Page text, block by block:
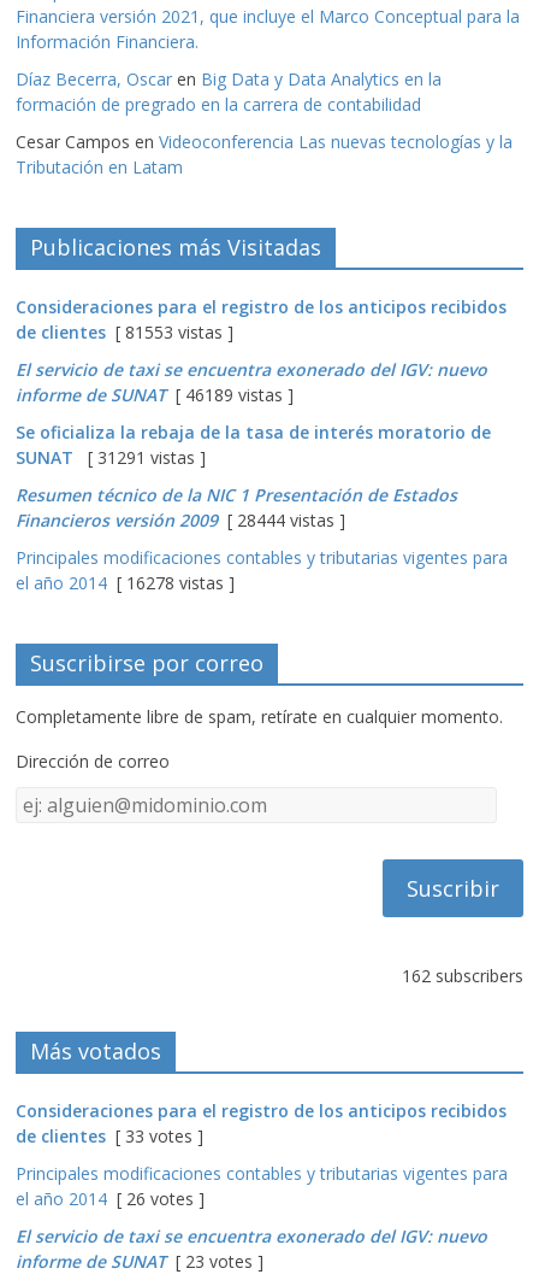
Financiera versión 2021, que incluye el Marco Conceptual para la
Información Financiera.
Díaz Becerra, Oscar en Big Data y Data Analytics en la
formación de pregrado en la carrera de contabilidad
Cesar Campos enVideoconferencia Las nuevas tecnologías y la
Tributación en Latam
Publicaciones más Visitadas
Consideraciones para el registro de los anticipos recibidos
de clientes [ 81553 vistas ]
El servicio de taxi se encuentra exonerado del IGV: nuevo
informe de SUNAT[ 46189 vistas ]
Se oficializa la rebaja de la tasa de interés moratorio de
SUNAT
[ 31291 vistas ]
Resumen técnico de la NIC 1 Presentación de Estados
Financieros versión 2009[ 28444 vistas ]
Principales modificaciones contables y tributarias vigentes para
el año 2014 [ 16278 vistas ]
Suscribirse por correo
Completamente libre de spam, retírate en cualquier momento.
Dirección de correo
Dirección
de
162 subscribers
Más votados
Consideraciones para el registro de los anticipos recibidos
de clientes [ 33 votes ]
Principales modificaciones contables y tributarias vigentes para
el año 2014 [ 26 votes ]
El servicio de taxi se encuentra exonerado del IGV: nuevo
informe de SUNAT[ 23 votes ]